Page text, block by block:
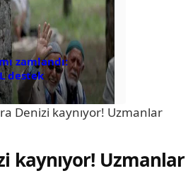
zamlandı:
destek
Denizi kaynıyor! Uzmanlar
kaynıyor! Uzmanlar